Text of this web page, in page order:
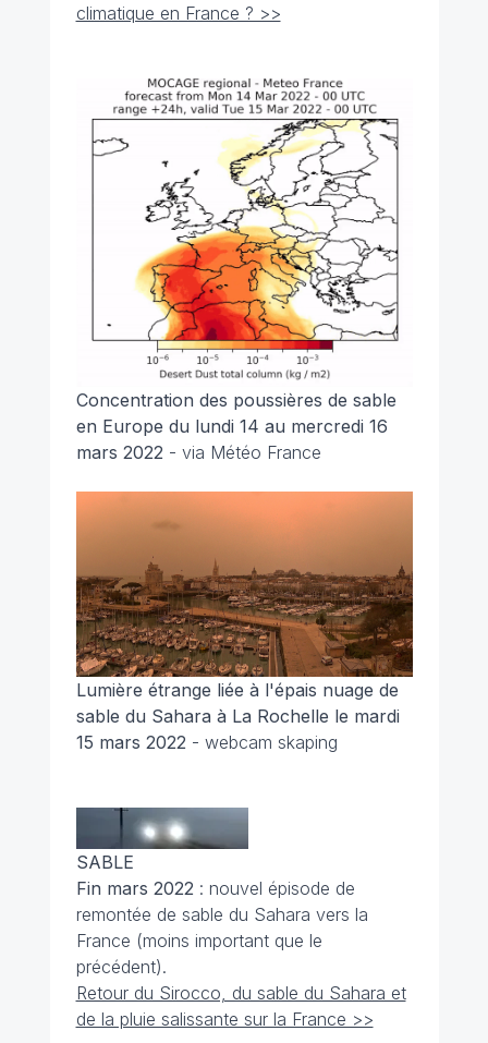
climatique en France ? >>
Concentration des poussières de sable
en Europe du lundi 14 au mercredi 16
mars 2022 - via Météo France
Lumière étrange liée à l'épais nuage de
sable du Sahara à La Rochelle le mardi
15 mars 2022 - webcam skaping
SABLE
Fin mars 2022 : nouvel épisode de
remontée de sable du Sahara vers la
France (moins important que le
précédent).
Retour du Sirocco, du sable du Sahara et
de la pluie salissante sur la France >>